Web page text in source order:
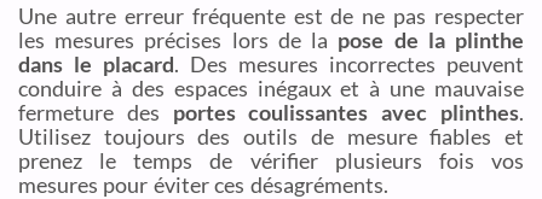
Une autre erreur fréquente est de ne pas respecter
les mesures précises lors de la pose de la plinthe
dans le placard. Des mesures incorrectes peuvent
conduire à des espaces inégaux et à une mauvaise
fermeture des portes coulissantes avec plinthes.
Utilisez toujours des outils de mesure fiables et
prenez le temps de vérifier plusieurs fois vos
mesures pour éviter ces désagréments.